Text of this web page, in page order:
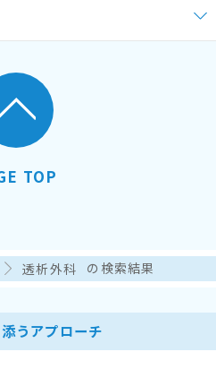
TOP
透析外科 の検索結果
うアプローチ